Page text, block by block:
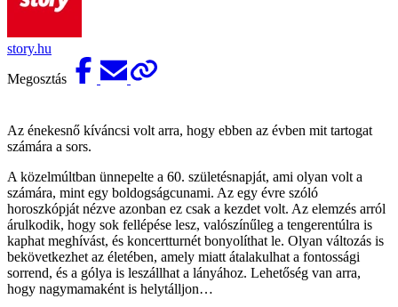
story.hu
Megosztás
Az énekesnő kíváncsi volt arra, hogy ebben az évben mit tartogat
számára a sors.
A közelmúltban ünnepelte a 60. születésnapját, ami olyan volt a
számára, mint egy boldogságcunami. Az egy évre szóló
horoszkópját nézve azonban ez csak a kezdet volt. Az elemzés arról
árulkodik, hogy sok fellépése lesz, valószínűleg a tengerentúlra is
kaphat meghívást, és koncertturnét bonyolíthat le. Olyan változás is
bekövetkezhet az életében, amely miatt átalakulhat a fontossági
sorrend, és a gólya is leszállhat a lányához. Lehetőség van arra,
hogy nagymamaként is helytálljon…